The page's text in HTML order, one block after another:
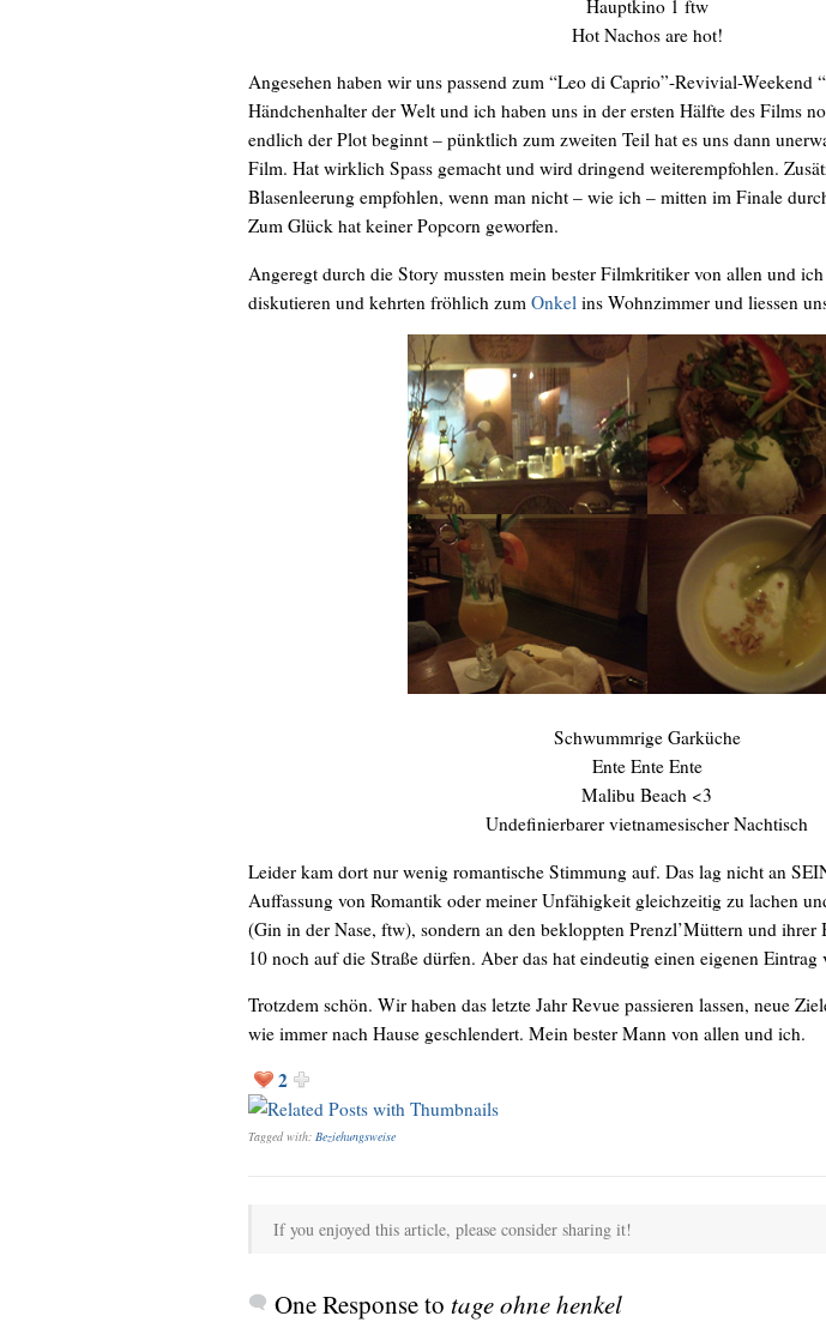
Hauptkino 1 ftw
Hot Nachos are hot!
Angesehen haben wir uns passend zum “Leo di Caprio”-Revivial-Weekend
Händchenhalter der Welt und ich haben uns in der ersten Hälfte des Films
endlich der Plot beginnt – pünktlich zum zweiten Teil hat es uns dann
Film. Hat wirklich Spass gemacht und wird dringend weiterempfohlen.
Blasenleerung empfohlen, wenn man nicht – wie ich – mitten im Finale
Zum Glück hat keiner Popcorn geworfen.
Angeregt durch die Story mussten mein bester Filmkritiker von allen und
diskutieren und kehrten fröhlich zum Onkel ins Wohnzimmer und liessen
Schwummrige Garküche
Ente Ente Ente
Malibu Beach <3
Undefinierbarer vietnamesischer Nachtisch
Leider kam dort nur wenig romantische Stimmung auf. Das lag nicht an
Auffassung von Romantik oder meiner Unfähigkeit gleichzeitig zu lachen
(Gin in der Nase, ftw), sondern an den bekloppten Prenzl’Müttern und ihrer
10 noch auf die Straße dürfen. Aber das hat eindeutig einen eigenen Eintrag
Trotzdem schön. Wir haben das letzte Jahr Revue passieren lassen, neue
wie immer nach Hause geschlendert. Mein bester Mann von allen und ich.
2
Tagged with: Beziehungsweise
If you enjoyed this article, please consider sharing it!
One Response to tage ohne henkel